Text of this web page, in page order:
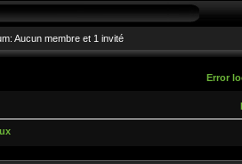
Aucun membre et 1 invité
Error